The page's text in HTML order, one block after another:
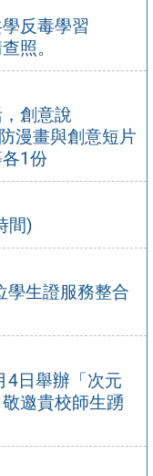
反毒學習
照。
創意說
漫畫與創意短片
1份
間)
學生證服務整合
4日舉辦「次元
邀貴校師生踴